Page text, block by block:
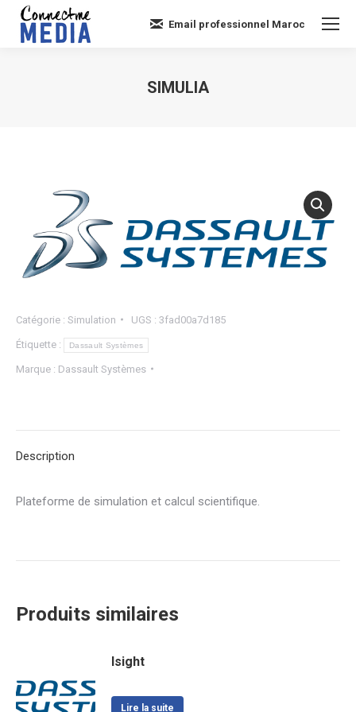
Email professionnel Maroc
SIMULIA
Catégorie : Simulation UGS : 3fad00a7d185
Étiquette : Dassault Systèmes
Marque : Dassault Systèmes
Description
Plateforme de simulation et calcul scientifique.
Produits similaires
Isight
Lire la suite